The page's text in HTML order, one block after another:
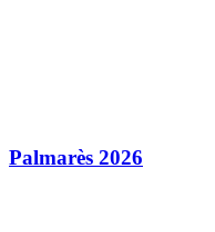
Palmarès 2026